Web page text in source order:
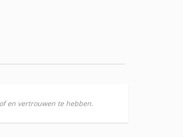
en vertrouwen te hebben.